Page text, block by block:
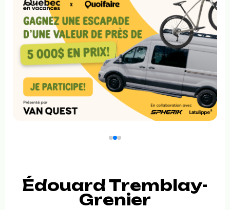
Édouard Tremblay-
Grenier